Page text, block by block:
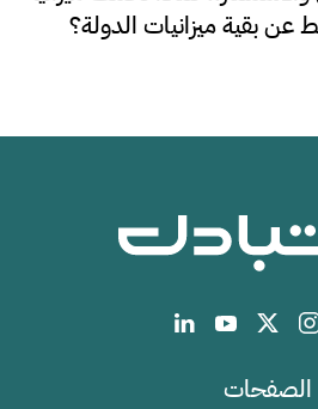
عن بقية ميزانيات الدولة؟
الصفحات